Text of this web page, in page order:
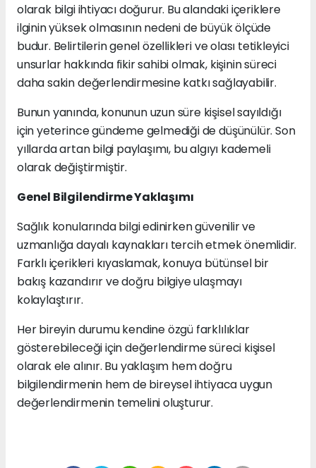
olarak bilgi ihtiyacı doğurur. Bu alandaki içeriklere
ilginin yüksek olmasının nedeni de büyük ölçüde
budur. Belirtilerin genel özellikleri ve olası tetikleyici
unsurlar hakkında fikir sahibi olmak, kişinin süreci
daha sakin değerlendirmesine katkı sağlayabilir.
Bunun yanında, konunun uzun süre kişisel sayıldığı
için yeterince gündeme gelmediği de düşünülür. Son
yıllarda artan bilgi paylaşımı, bu algıyı kademeli
olarak değiştirmiştir.
Genel Bilgilendirme Yaklaşımı
Sağlık konularında bilgi edinirken güvenilir ve
uzmanlığa dayalı kaynakları tercih etmek önemlidir.
Farklı içerikleri kıyaslamak, konuya bütünsel bir
bakış kazandırır ve doğru bilgiye ulaşmayı
kolaylaştırır.
Her bireyin durumu kendine özgü farklılıklar
gösterebileceği için değerlendirme süreci kişisel
olarak ele alınır. Bu yaklaşım hem doğru
bilgilendirmenin hem de bireysel ihtiyaca uygun
değerlendirmenin temelini oluşturur.